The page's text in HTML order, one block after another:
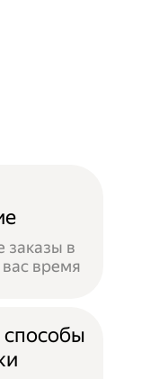
заказы в
время